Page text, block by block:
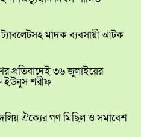
ট্যাবলেটসহ মাদক ব্যবসায়ী আটক
প্রতিবাদেই ৩৬ জুলাইয়ের
ইউনুস শরীফ
ঐক্যের গণ মিছিল ও সমাবেশ